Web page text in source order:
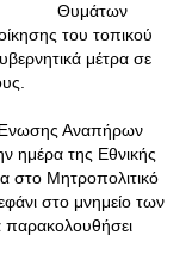
Θυμάτων
του τοπικού
μέτρα σε
Ένωσης Αναπήρων
ημέρα της Εθνικής
στο Μητροπολιτικό
στο μνημείο των